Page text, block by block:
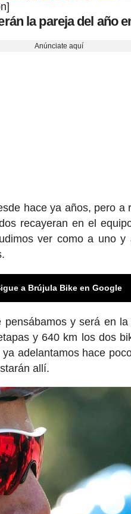
la pareja del año
Anúnciate aquí
hace ya años, pero
recayeran en el
ver como a uno
a Brújula Bike en Google
y será en
y 640 km los dos
adelantamos hace
allí.